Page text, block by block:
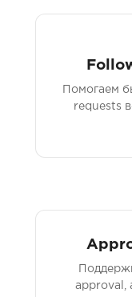
Помогаем
requests
approval,